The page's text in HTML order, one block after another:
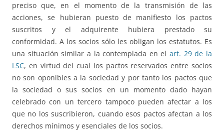
preciso que, en el momento de la transmisión de las
acciones, se hubieran puesto de manifiesto los pactos
suscritos y el adquirente hubiera prestado su
conformidad. A los socios sólo les obligan los estatutos. Es
una situación similar a la contemplada en elart. 29 de la
LSC, en virtud del cual los pactos reservados entre socios
no son oponibles a la sociedad y por tanto los pactos que
la sociedad o sus socios en un momento dado hayan
celebrado con un tercero tampoco pueden afectar a los
que no los suscribieron, cuando esos pactos afectan a los
derechos mínimos y esenciales de los socios.